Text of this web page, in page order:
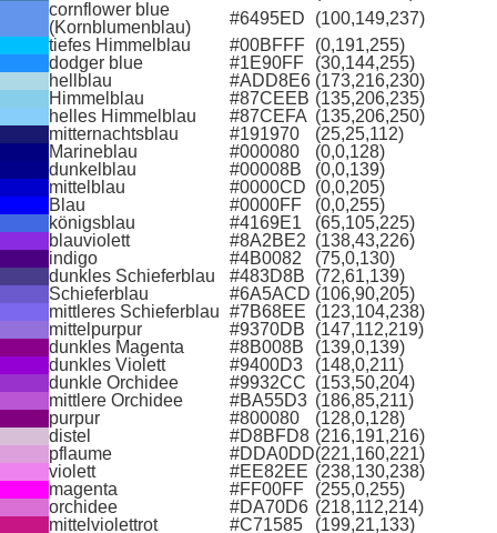
cornflower blue
(Kornblumenblau)
#6495ED
(100,149,237)
tiefes Himmelblau
#00BFFF (0,191,255)
dodger blue
#1E90FF
(30,144,255)
hellblau
#ADD8E6 (173,216,230)
Himmelblau
#87CEEB (135,206,235)
helles Himmelblau
#87CEFA (135,206,250)
mitternachtsblau
#191970
(25,25,112)
Marineblau
#000080
(0,0,128)
dunkelblau
#00008B
(0,0,139)
mittelblau
#0000CD (0,0,205)
Blau
#0000FF
(0,0,255)
königsblau
#4169E1
(65,105,225)
blauviolett
#8A2BE2 (138,43,226)
indigo
#4B0082
(75,0,130)
dunkles Schieferblau
#483D8B
(72,61,139)
Schieferblau
#6A5ACD (106,90,205)
mittleres Schieferblau #7B68EE (123,104,238)
mittelpurpur
#9370DB
(147,112,219)
dunkles Magenta
#8B008B
(139,0,139)
dunkles Violett
#9400D3
(148,0,211)
dunkle Orchidee
#9932CC (153,50,204)
mittlere Orchidee
#BA55D3 (186,85,211)
purpur
#800080
(128,0,128)
distel
#D8BFD8 (216,191,216)
pflaume
#DDA0DD(221,160,221)
violett
#EE82EE (238,130,238)
magenta
#FF00FF
(255,0,255)
orchidee
#DA70D6 (218,112,214)
mittelviolettrot
#C71585
(199,21,133)